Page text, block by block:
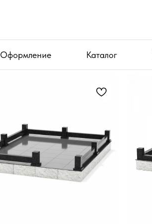
Оформление Каталог
Оформление Каталог